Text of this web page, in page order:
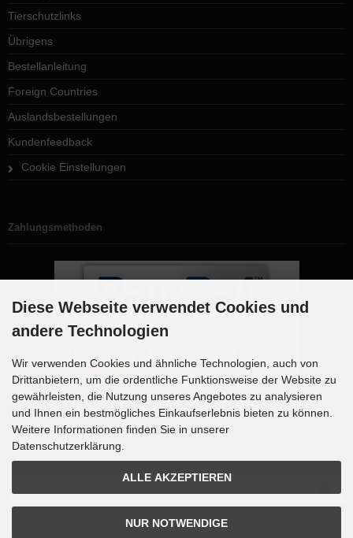
Tierschutzlinks
Übrigens
Bestellanleitung
Foreign Countries
Auslandsbestellungen
Kundenfeedback
Cookie Einstellungen
Zahlungsmethoden
Newsletter-Anmeldung
E-Mail-Adresse:
Diese Webseite verwendet Cookies und
andere Technologien
Wir verwenden Cookies und ähnliche Technologien, auch von
Drittanbietern, um die ordentliche Funktionsweise der Website zu
gewährleisten, die Nutzung unseres Angebotes zu analysieren
und Ihnen ein bestmögliches Einkaufserlebnis bieten zu können.
Weitere Informationen finden Sie in unserer
Datenschutzerklärung.
ALLE AKZEPTIEREN
NUR NOTWENDIGE